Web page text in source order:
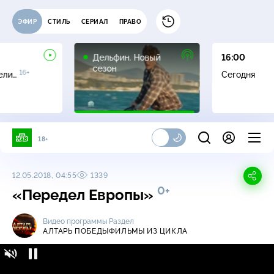
ЭФИР СТИЛЬ СЕРИАЛ ПРАВО
16+
Дельфин. Новый
сезон
16+
16:00
Сегодня
18+
12.05.2018, 04:55 1339
«Передел Европы» 0+
Видео программы
АЛТАРЬ ПОБЕДЫ
Раздел
ФИЛЬМЫ ИЗ ЦИКЛА